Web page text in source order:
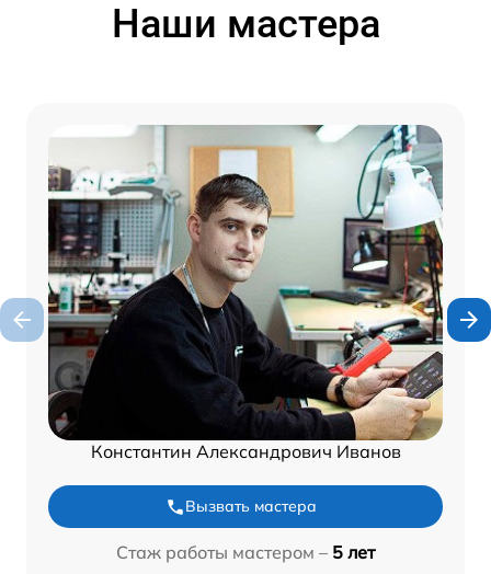
Наши мастера
Константин Александрович Иванов
Вызвать мастера
Стаж работы мастером – 5 лет